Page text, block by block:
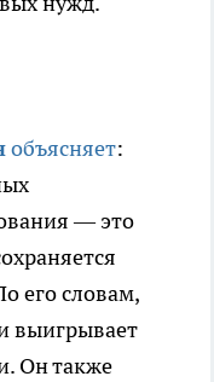
объясняет:
— это
его словам,
выигрывает
Он также